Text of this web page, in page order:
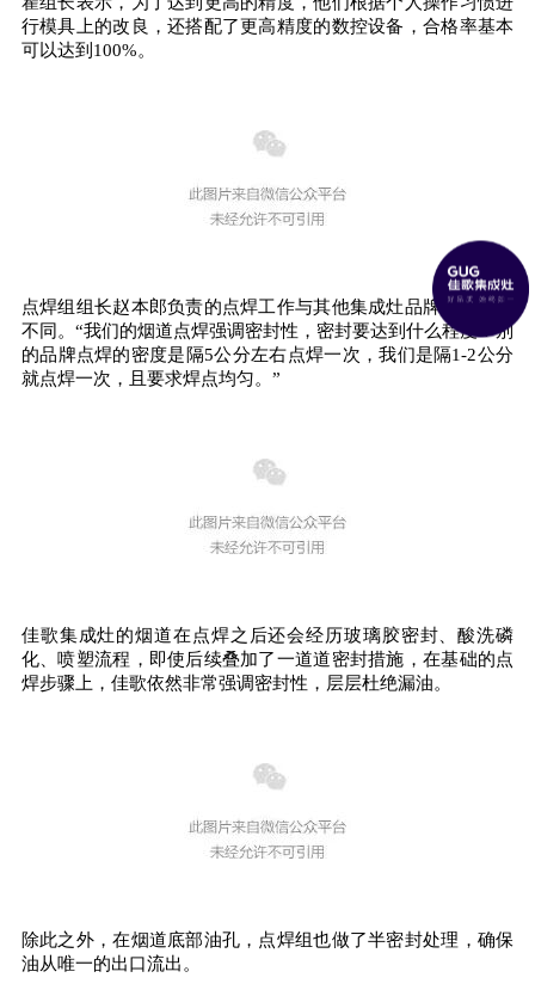
行模具上的改良，还搭配了更高精度的数控设备，合格率基本
可以达到100%。
点焊组组长赵本郎负责的点焊工作与其他集成灶品牌也有许多
不同。“我们的烟道点焊强调密封性，密封要达到什么程度？别
的品牌点焊的密度是隔5公分左右点焊一次，我们是隔1-2公分
就点焊一次，且要求焊点均匀。”
佳歌集成灶的烟道在点焊之后还会经历玻璃胶密封、酸洗磷
化、喷塑流程，即使后续叠加了一道道密封措施，在基础的点
焊步骤上，佳歌依然非常强调密封性，层层杜绝漏油。
除此之外，在烟道底部油孔，点焊组也做了半密封处理，确保
油从唯一的出口流出。